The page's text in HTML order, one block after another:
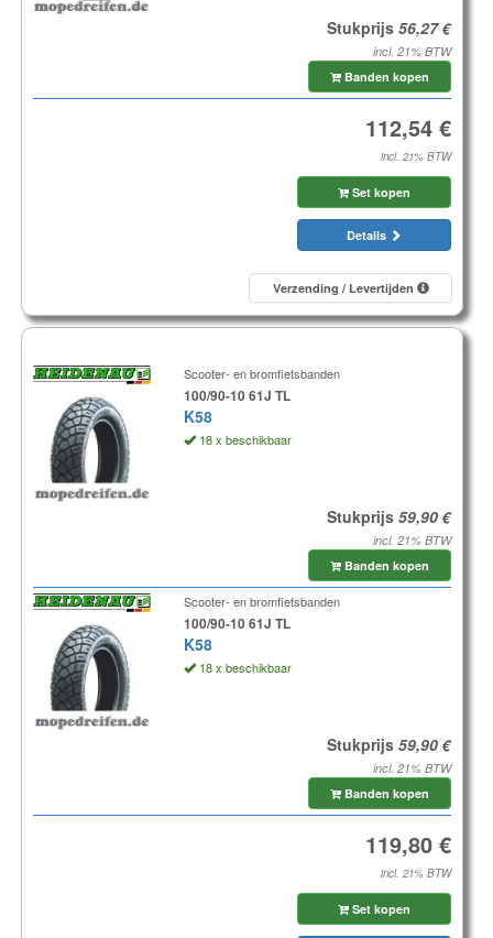
Stukprijs
incl. 21% BTW
Banden kopen
incl. 21% BTW
Set kopen
Details
Verzending / Levertijden
Scooter- en bromfietsbanden
100/90-10 61J TL
K58
18 x beschikbaar
Stukprijs
incl. 21% BTW
Banden kopen
Scooter- en bromfietsbanden
100/90-10 61J TL
K58
18 x beschikbaar
Stukprijs
incl. 21% BTW
Banden kopen
incl. 21% BTW
Set kopen